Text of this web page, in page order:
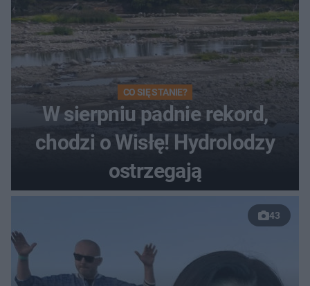
CO SIĘ STANIE?
W sierpniu padnie rekord,
chodzi o Wisłę! Hydrolodzy
ostrzegają
43